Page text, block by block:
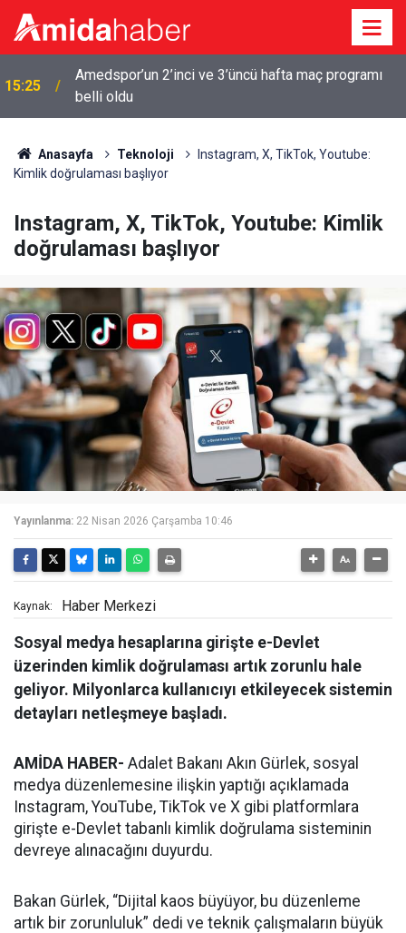
15:25
Amedspor’un 2’inci ve 3’üncü hafta maç programı
belli oldu
Anasayfa Teknoloji
Instagram, X, TikTok, Youtube:
Kimlik doğrulaması başlıyor
Instagram, X, TikTok, Youtube: Kimlik
doğrulaması başlıyor
Yayınlanma: 22 Nisan 2026 Çarşamba 10:46
Kaynak: Haber Merkezi
Sosyal medya hesaplarına girişte e-Devlet
üzerinden kimlik doğrulaması artık zorunlu hale
geliyor. Milyonlarca kullanıcıyı etkileyecek sistemin
detayları netleşmeye başladı.
AMİDA HABER- Adalet Bakanı Akın Gürlek, sosyal
medya düzenlemesine ilişkin yaptığı açıklamada
Instagram, YouTube, TikTok ve X gibi platformlara
girişte e-Devlet tabanlı kimlik doğrulama sisteminin
devreye alınacağını duyurdu.
Bakan Gürlek, “Dijital kaos büyüyor, bu düzenleme
artık bir zorunluluk” dedi ve teknik çalışmaların büyük